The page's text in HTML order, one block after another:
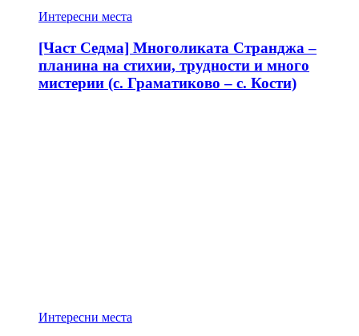
Интересни места
[Част Седма] Многоликата Странджа –
планина на стихии, трудности и много
мистерии (с. Граматиково – с. Кости)
Интересни места